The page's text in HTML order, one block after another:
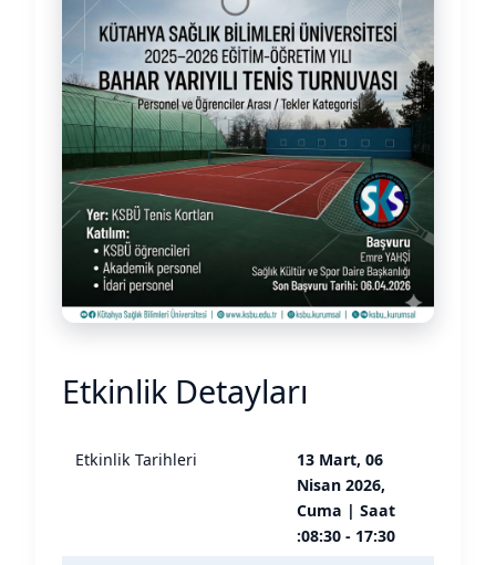
Etkinlik Detayları
Etkinlik Tarihleri
13 Mart, 06
Nisan 2026,
Cuma | Saat
:08:30 - 17:30